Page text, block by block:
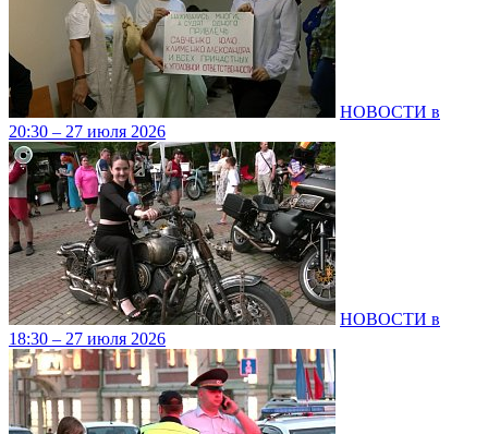
НОВОСТИ в
20:30 – 27 июля 2026
НОВОСТИ в
18:30 – 27 июля 2026